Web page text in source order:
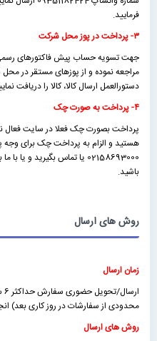
فرمایید.
۳- پرداخت در پوز محل شرکت
جهت تسویه حساب پیش فاکتورهای
مراجعه نموده و از پوزهای مستقر در
دستورالعمل ارسال کالا، کالا را دریافت
۴- پرداخت به صورت چک
پرداخت بصورت چک فعلا در سایت
هستید و الزام به پرداخت چک برای وجه
باشید.
روش های ارسال
زمان ارسال
محدودی از سفارشات در روز کاری بعد)
روش های ارسال